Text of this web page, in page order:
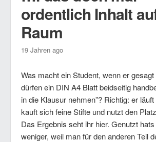
ordentlich Inhalt
Raum
19 Jahren ago
Was macht ein Student, wenn er
dürfen ein DIN A4 Blatt beidseitig
in die Klausur nehmen”? Richtig: er
kauft sich feine Stifte und nutzt den
Das Ergebnis seht ihr hier. Genutzt
weniger, weil man für den anderen Teil